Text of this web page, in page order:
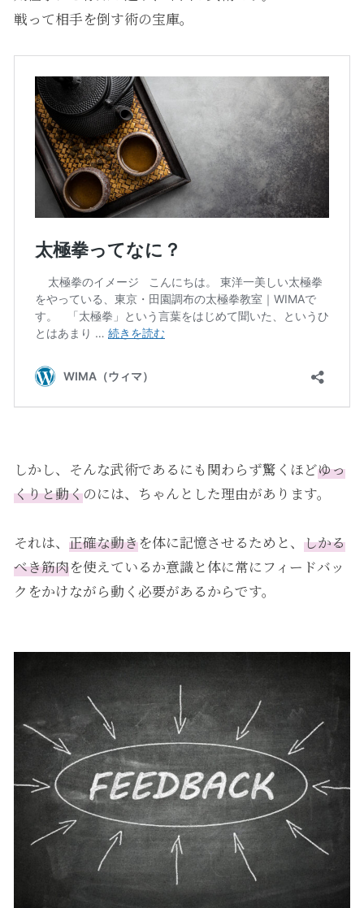
戦って相手を倒す術の宝庫。
しかし、そんな武術であるにも関わらず驚くほどゆっ
くりと動くのには、ちゃんとした理由があります。
それは、 正確な動きを体に記憶させるためと、 しかる
べき筋肉を使えているか意識と体に常にフィードバッ
クをかけながら動く必要があるからです。